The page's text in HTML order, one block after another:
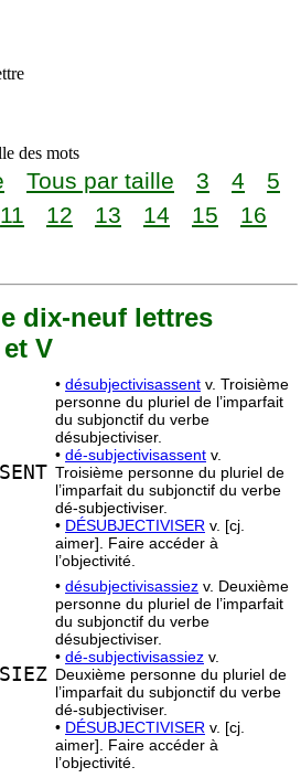
des mots
Tous par taille 3 4
5
11 12 13 14 15
16
dix-neuf lettres
V
• désubjectivisassent v. Troisième
personne du pluriel de l’imparfait
du subjonctif du verbe
désubjectiviser.
• dé-subjectivisassent v.
Troisième personne du pluriel de
l’imparfait du subjonctif du verbe
dé-subjectiviser.
• DÉSUBJECTIVISER v. [cj.
aimer]. Faire accéder à
l’objectivité.
• désubjectivisassiez v. Deuxième
personne du pluriel de l’imparfait
du subjonctif du verbe
désubjectiviser.
• dé-subjectivisassiez v.
Deuxième personne du pluriel de
l’imparfait du subjonctif du verbe
dé-subjectiviser.
• DÉSUBJECTIVISER v. [cj.
aimer]. Faire accéder à
l’objectivité.